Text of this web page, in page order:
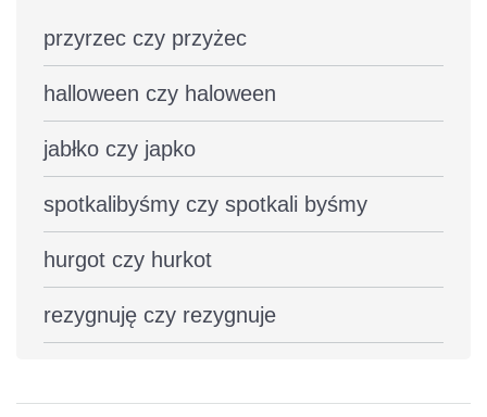
przyrzec czy przyżec
halloween czy haloween
jabłko czy japko
spotkalibyśmy czy spotkali byśmy
hurgot czy hurkot
rezygnuję czy rezygnuje